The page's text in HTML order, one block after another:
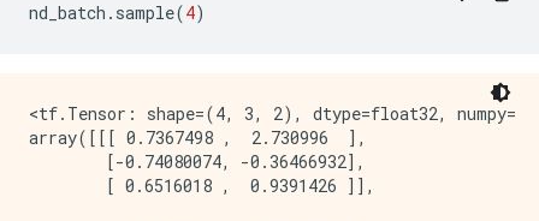
nd_batch . sample(4)
<tf.Tensor: shape=(4, 3, 2), dtype=float32, numpy=
array([[[ 0.7367498 ,  2.730996  ],
        [-0.74080074, -0.36466932],
        [ 0.6516018 ,  0.9391426 ]],